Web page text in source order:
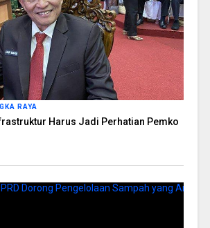
RAYA
Harus Jadi Perhatian Pemko